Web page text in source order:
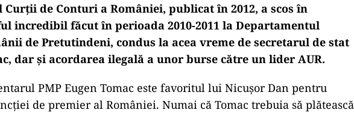
de Conturi a României, publicat în 2012, a scos în
incredibil făcut în perioada 2010-2011 la Departamentul
de Pretutindeni, condus la acea vreme de secretarul de stat
dar și acordarea ilegală a unor burse către un lider AUR.
PMP Eugen Tomac este favoritul lui Nicușor Dan pentru
de premier al României. Numai că Tomac trebuia să plătească